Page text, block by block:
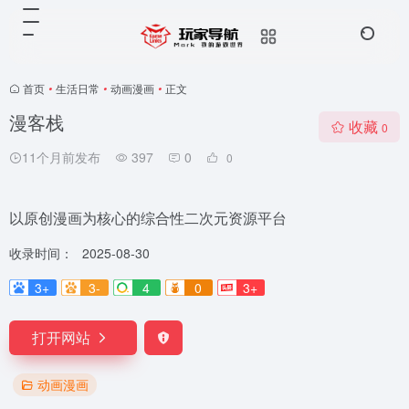
首页 • 生活日常 • 动画漫画 • 正文
漫客栈
11个月前发布 397 0 0
收藏 0
以原创漫画为核心的综合性二次元资源平台
收录时间：
2025-08-30
3+
3- 4 0 3+
打开网站
动画漫画